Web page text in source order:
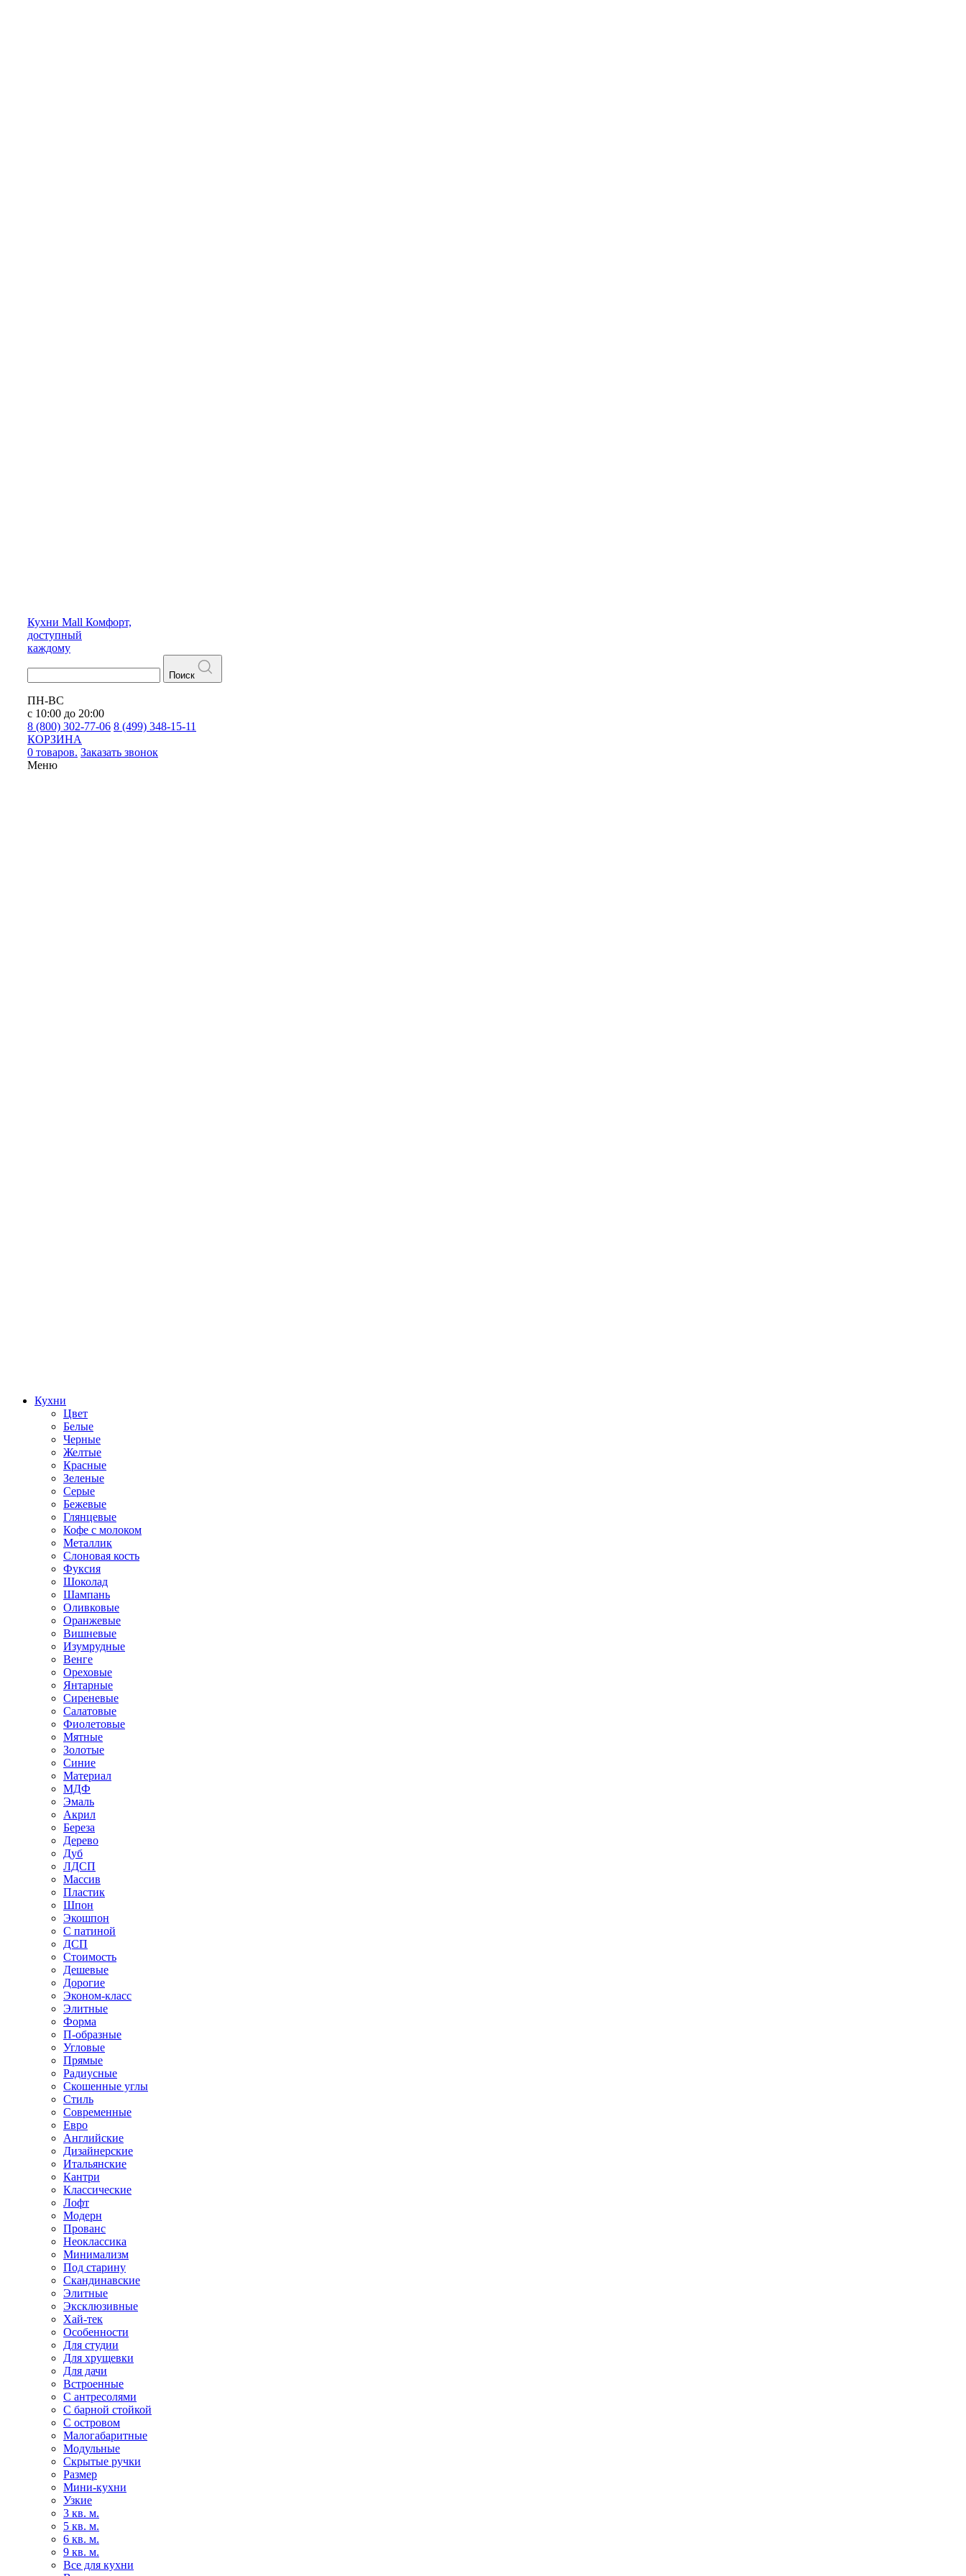
Кухни Mall Комфорт,
доступный
каждому
Поиск
ПН-ВС
с 10:00 до 20:00
8 (800) 302-77-06 8 (499) 348-15-11
КОРЗИНА
0 товаров. Заказать звонок
Меню
Кухни
Цвет
Белые
Черные
Желтые
Красные
Зеленые
Серые
Бежевые
Глянцевые
Кофе с молоком
Металлик
Слоновая кость
Фуксия
Шоколад
Шампань
Оливковые
Оранжевые
Вишневые
Изумрудные
Венге
Ореховые
Янтарные
Сиреневые
Салатовые
Фиолетовые
Мятные
Золотые
Синие
Материал
МДФ
Эмаль
Акрил
Береза
Дерево
Дуб
ЛДСП
Массив
Пластик
Шпон
Экошпон
С патиной
ДСП
Стоимость
Дешевые
Дорогие
Эконом-класс
Элитные
Форма
П-образные
Угловые
Прямые
Радиусные
Скошенные углы
Стиль
Современные
Евро
Английские
Дизайнерские
Итальянские
Кантри
Классические
Лофт
Модерн
Прованс
Неоклассика
Минимализм
Под старину
Скандинавские
Элитные
Эксклюзивные
Хай-тек
Особенности
Для студии
Для хрущевки
Для дачи
Встроенные
С антресолями
С барной стойкой
С островом
Малогабаритные
Модульные
Скрытые ручки
Размер
Мини-кухни
Узкие
3 кв. м.
5 кв. м.
6 кв. м.
9 кв. м.
Все для кухни